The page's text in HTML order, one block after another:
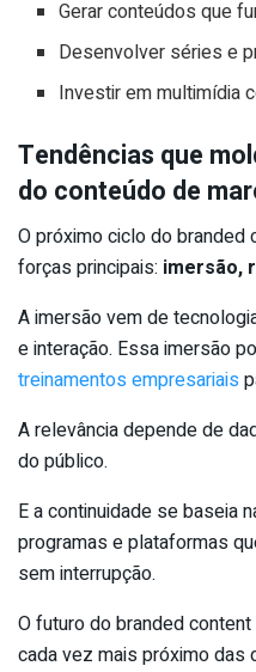
Gerar conteúdos que
Desenvolver séries e
Investir em multimídia
Tendências que
do conteúdo de
O próximo ciclo do
forças principais: imersão,
A imersão vem de
e interação. Essa imersão
treinamentos empresariais
A relevância depende de
do público.
E a continuidade se baseia
programas e plataformas
sem interrupção.
O futuro do branded
cada vez mais próximo das